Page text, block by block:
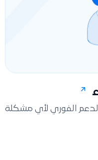
الفوري لأي مشكلة